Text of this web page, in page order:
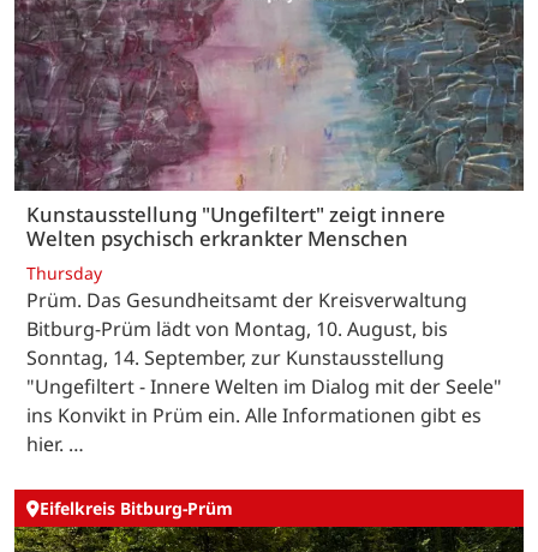
Kunstausstellung "Ungefiltert" zeigt innere
Welten psychisch erkrankter Menschen
Thursday
Prüm. Das Gesundheitsamt der Kreisverwaltung
Bitburg-Prüm lädt von Montag, 10. August, bis
Sonntag, 14. September, zur Kunstausstellung
"Ungefiltert - Innere Welten im Dialog mit der Seele"
ins Konvikt in Prüm ein. Alle Informationen gibt es
hier. …
Eifelkreis Bitburg-Prüm